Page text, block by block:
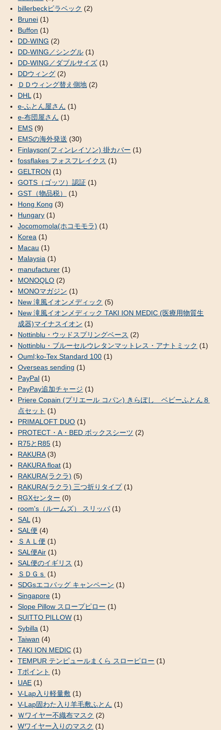
billerbeckビラベック (2)
Brunei (1)
Buffon (1)
DD-WING (2)
DD-WING／シングル (1)
DD-WING／ダブルサイズ (1)
DDウィング (2)
ＤＤウィング替え側地 (2)
DHL (1)
e-ふとん屋さん (1)
e-布団屋さん (1)
EMS (9)
EMSの海外発送 (30)
Finlayson(フィンレイソン) 掛カバー (1)
fossflakes フォスフレイクス (1)
GELTRON (1)
GOTS（ゴッツ）認証 (1)
GST（物品税）
(1)
Hong Kong (3)
Hungary (1)
Jocomomola(ホコモモラ) (1)
Korea (1)
Macau (1)
Malaysia (1)
manufacturer (1)
MONOQLO (2)
MONOマガジン (1)
New 滝風イオンメディック (5)
New 滝風イオンメディック TAKI ION MEDIC (医療用物質生
成器)マイナスイオン (1)
Nottinblu・ウッドスプリングベース (2)
Nottinblu・ブルーセルウレタンマットレス・アナトミック (1)
Ouml;ko-Tex Standard 100 (1)
Overseas sending (1)
PayPal (1)
PayPay追加チャージ (1)
Priere Copain (プリエール コパン) きらぼし ベビーふとん８
点セット (1)
PRIMALOFT DUO (1)
PROTECT・A・BED ボックスシーツ (2)
R75とR85 (1)
RAKURA(3)
RAKURA float (1)
RAKURA(ラクラ) (5)
RAKURA(ラクラ) 三つ折りタイプ(1)
RGXセンター (0)
room's（ルームズ） スリッパ (1)
SAL (1)
SAL便 (4)
ＳＡＬ便 (1)
SAL便Air (1)
SAL便のイギリス (1)
ＳＤＧｓ (1)
SDGsエコバッグ キャンペーン (1)
Singapore (1)
Slope Pillow スロープピロー (1)
SUITTO PILLOW (1)
Sybilla (1)
Taiwan (4)
TAKI ION MEDIC (1)
TEMPUR テンピュールまくら スローピロー (1)
Tポイント (1)
UAE (1)
V-Lap入り軽量敷 (1)
V-Lap固わた入り羊毛敷ふとん (1)
Ｗワイヤー不織布マスク (2)
Wワイヤー入りのマスク (1)